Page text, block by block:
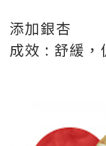
添加銀杏
成效 : 舒緩，